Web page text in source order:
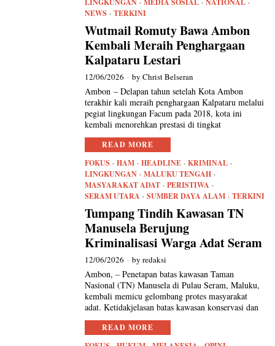
LINGKUNGAN · MEDIA SOSIAL · NATIONAL ·
NEWS · TERKINI
Wutmail Romuty Bawa Ambon
Kembali Meraih Penghargaan
Kalpataru Lestari
12/06/2026 byChrist Belseran
Ambon – Delapan tahun setelah Kota Ambon
terakhir kali meraih penghargaan Kalpataru melalui
pegiat lingkungan Facum pada 2018, kota ini
kembali menorehkan prestasi di tingkat
READ MORE
FOKUS · HAM · HEADLINE · KRIMINAL ·
LINGKUNGAN · MALUKU TENGAH ·
MASYARAKAT ADAT · PERISTIWA ·
SERAM UTARA · SUMBER DAYA ALAM · TERKINI
Tumpang Tindih Kawasan TN
Manusela Berujung
Kriminalisasi Warga Adat Seram
12/06/2026 byredaksi
Ambon, – Penetapan batas kawasan Taman
Nasional (TN) Manusela di Pulau Seram, Maluku,
kembali memicu gelombang protes masyarakat
adat. Ketidakjelasan batas kawasan konservasi dan
READ MORE